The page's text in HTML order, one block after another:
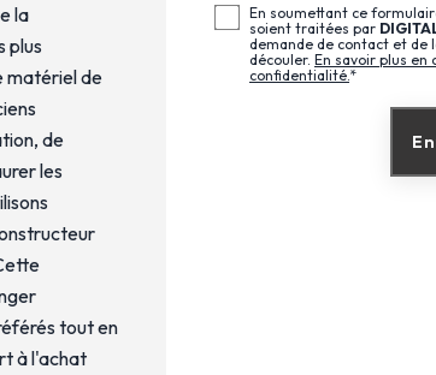
la
plus
matériel de
de
les
tout en
à l'achat
En soumettant ce
soient traitées par
demande de contact et de
découler. En savoir plus
confidentialité.*